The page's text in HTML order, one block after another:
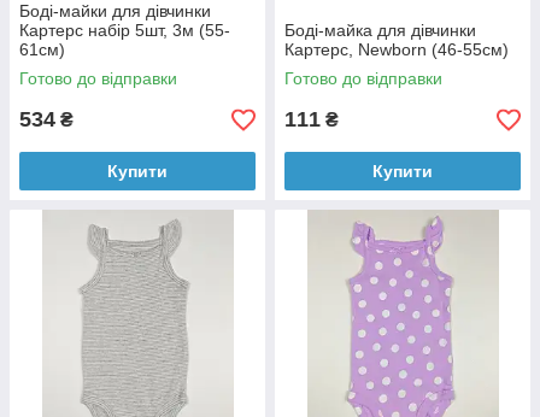
Боді-майки для дівчинки
Картерс набір 5шт, 3м (55-
61см)
Готово до відправки
534 ₴
Купити
Боді-майка для дівчинки
Картерс, Newborn (46-55см)
Готово до відправки
111 ₴
Купити